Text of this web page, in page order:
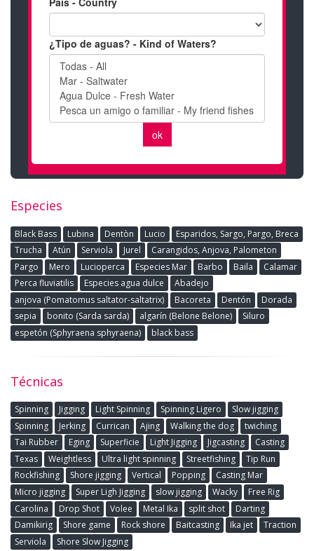
Especies
Black Bass Lubina Dentòn Lucio
Esparidos, Sargo, Pargo, Breca
Trucha
Atún Serviola Jurel
Carangidos, Anjova, Palometon
Pargo
Mero Lucioperca Especies Mar Barbo Baila
Calamar
Perca fluviatilis
Especies agua dulce
Abadejo
anjova (Pomatomus saltator-saltatrix)
Bacoreta Dentón
Dorada
sepia
bonito (Sarda sarda) algarín (Belone Belone)
Siluro
espetón (Sphyraena sphyraena)
black bass
Técnicas
Spinning Jigging Light Spinning Spinning Ligero
Slow jigging
Spinning
Jerking Currican Ajing Walking the dog
twiching
Tai Rubber
Eging Superficie Light Jigging Jigcasting
Casting
Texas
Weightless Ultra light spinning Streetfishing
Tip Run
Rockfishing
Shore jigging Vertical Popping
Casting Mar
Micro jigging
Super Ligh Jigging slow jigging Wacky
Free Rig
Carolina
Drop Shot Volee Metal Ika split shot
Darting
Damikirig
Shore game Rock shore Baitcasting Ika jet
Traction
Serviola
Shore Slow Jigging